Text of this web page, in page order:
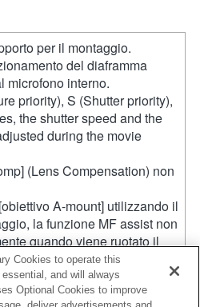
per il montaggio.
del diaframma
microfono interno.
priority), S (Shutter priority),
the shutter speed and the
during the movie
(Lens Compensation) non
A-mount] utilizzando il
la funzione MF assist non
quando viene ruotato il
È possibile ingrandire
le funzioni [Focus Magnifier]
tasto dal menu "Custom Key
Cookies to operate this
and will always
Optional Cookies to improve